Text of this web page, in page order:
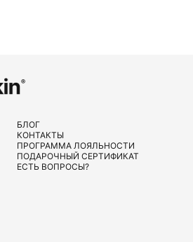
БЛОГ
КОНТАКТЫ
ПРОГРАММА ЛОЯЛЬНОСТИ
ПОДАРОЧНЫЙ СЕРТИФИКАТ
ЕСТЬ ВОПРОСЫ?